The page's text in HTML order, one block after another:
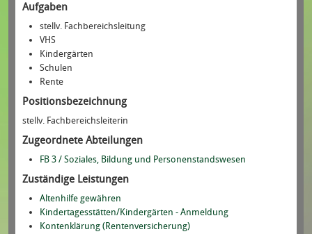
Aufgaben
stellv. Fachbereichsleitung
VHS
Kindergärten
Schulen
Rente
Positionsbezeichnung
stellv. Fachbereichsleiterin
Zugeordnete Abteilungen
FB 3 / Soziales, Bildung und Personenstandswesen
Zuständige Leistungen
Altenhilfe gewähren
Kindertagesstätten/Kindergärten - Anmeldung
Kontenklärung (Rentenversicherung)